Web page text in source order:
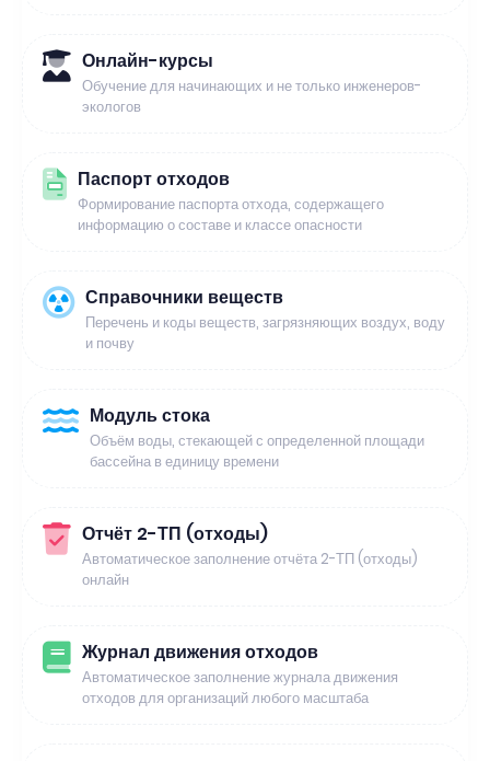
Онлайн-курсы
Обучение для начинающих и не только инженеров-
экологов
Паспорт отходов
Формирование паспорта отхода, содержащего
информацию о составе и классе опасности
Справочники веществ
Перечень и коды веществ, загрязняющих воздух, воду
и почву
Модуль стока
Объём воды, стекающей с определенной площади
бассейна в единицу времени
Отчёт 2-ТП (отходы)
Автоматическое заполнение отчёта 2-ТП (отходы)
онлайн
Журнал движения отходов
Автоматическое заполнение журнала движения
отходов для организаций любого масштаба